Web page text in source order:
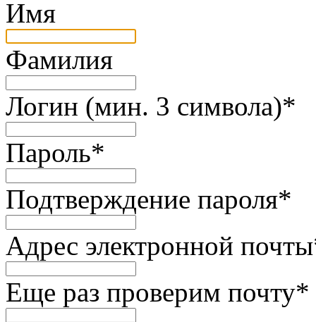
Имя
Фамилия
Логин (мин. 3 символа)*
Пароль*
Подтверждение пароля*
Адрес электронной почты
Еще раз проверим почту*